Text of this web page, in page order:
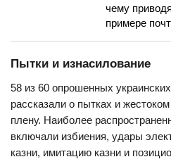
чему
примере
Пытки и изнасилование
58 из 60 опрошенных
рассказали о пытках и
плену. Наиболее
включали избиения, удары
казни, имитацию казни и